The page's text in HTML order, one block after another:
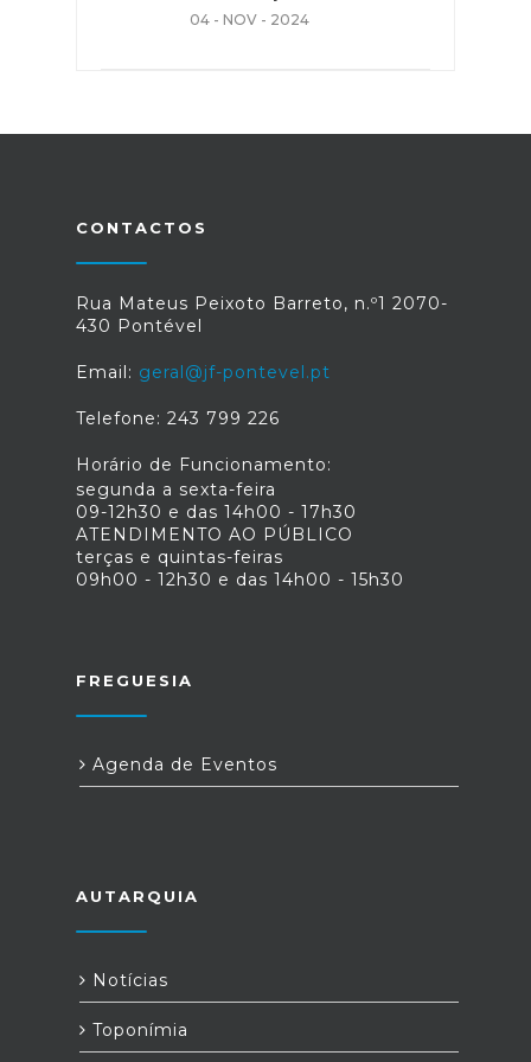
04 - NOV - 2024
CONTACTOS
Rua Mateus Peixoto Barreto, n.º1 2070-
430 Pontével
Email: geral@jf-pontevel.pt
Telefone: 243 799 226
Horário de Funcionamento:
segunda a sexta-feira
09-12h30 e das 14h00 - 17h30
ATENDIMENTO AO PÚBLICO
terças e quintas-feiras
09h00 - 12h30 e das 14h00 - 15h30
FREGUESIA
Agenda de Eventos
AUTARQUIA
Notícias
Toponímia